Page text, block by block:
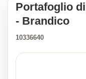
Portafoglio
- Brandico
10336640